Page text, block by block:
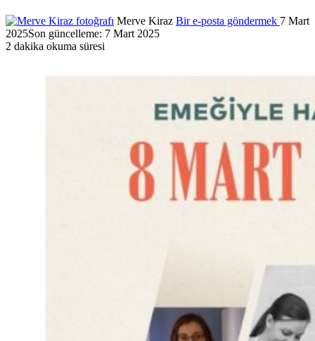
Merve Kiraz Bir e-posta göndermek 7 Mart
2025Son güncelleme: 7 Mart 2025
2 dakika okuma süresi